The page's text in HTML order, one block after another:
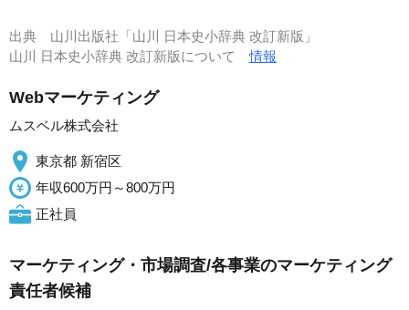
出典 山川出版社「山川 日本史小辞典 改訂新版」
山川 日本史小辞典 改訂新版について情報
Webマーケティング
ムスベル株式会社
東京都 新宿区
年収600万円～800万円
正社員
マーケティング・市場調査/各事業のマーケティング
責任者候補